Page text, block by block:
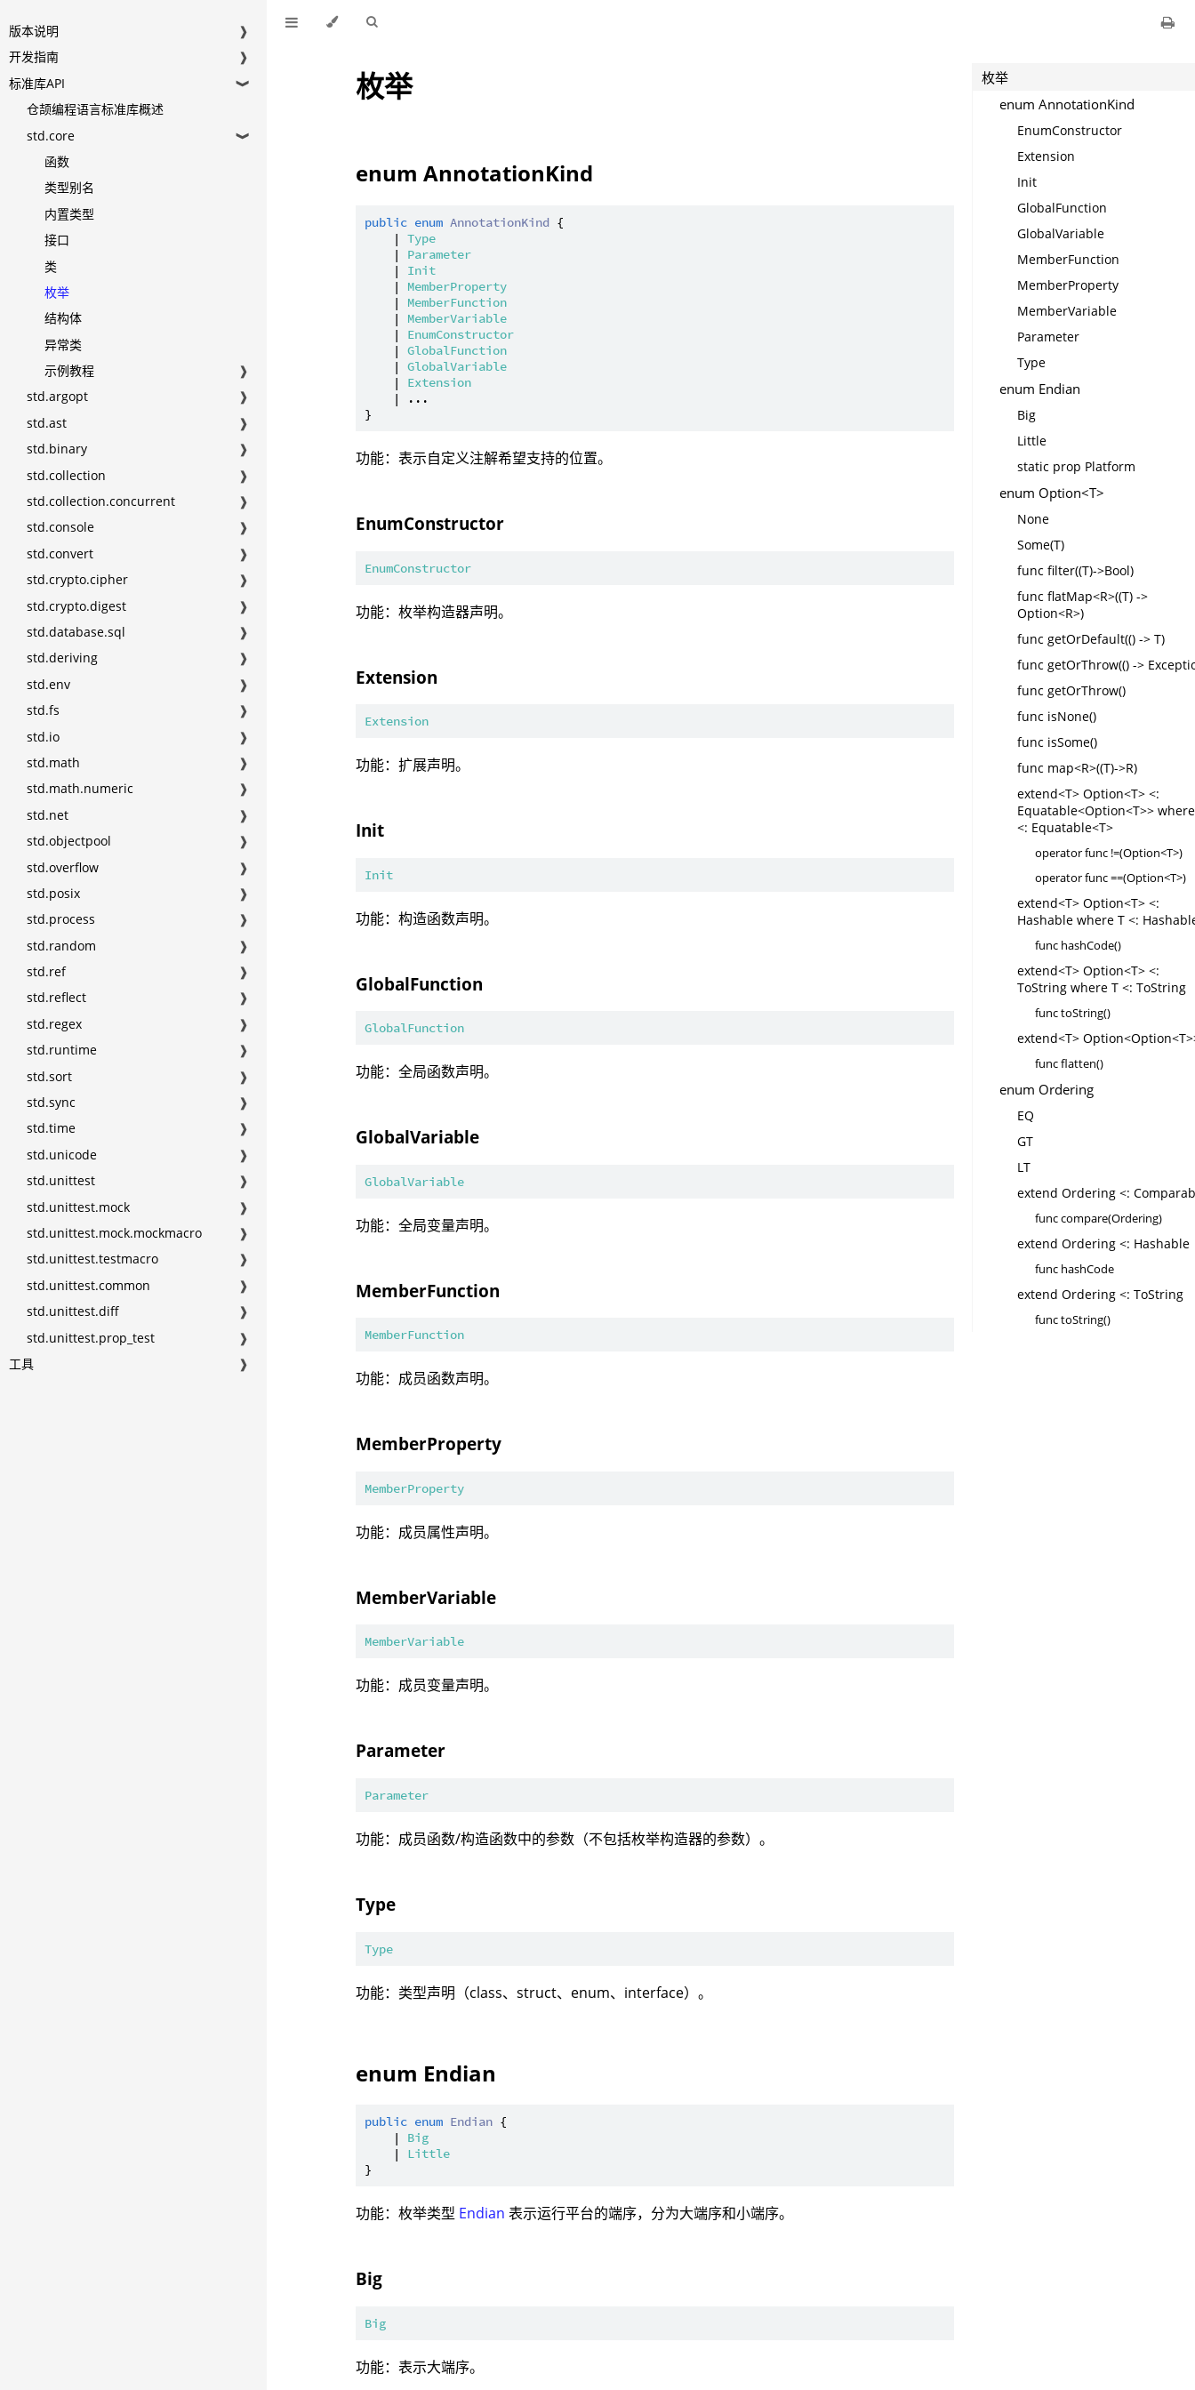
版本说明
❱
开发指南
❱
标准库API
❱
仓颉编程语言标准库概述
std.core
❱
函数
类型别名
内置类型
接口
类
枚举
结构体
异常类
示例教程
❱
std.argopt
❱
std.ast
❱
std.binary
❱
std.collection
❱
std.collection.concurrent
❱
std.console
❱
std.convert
❱
std.crypto.cipher
❱
std.crypto.digest
❱
std.database.sql
❱
std.deriving
❱
std.env
❱
std.fs
❱
std.io
❱
std.math
❱
std.math.numeric
❱
std.net
❱
std.objectpool
❱
std.overflow
❱
std.posix
❱
std.process
❱
std.random
❱
std.ref
❱
std.reflect
❱
std.regex
❱
std.runtime
❱
std.sort
❱
std.sync
❱
std.time
❱
std.unicode
❱
std.unittest
❱
std.unittest.mock
❱
std.unittest.mock.mockmacro
❱
std.unittest.testmacro
❱
std.unittest.common
❱
std.unittest.diff
❱
std.unittest.prop_test
❱
工具
❱
枚举
enum AnnotationKind
public enum AnnotationKind {
    |
Type
    |
Parameter
    |
Init
    |
MemberProperty
    |
MemberFunction
    |
MemberVariable
    |
EnumConstructor
    |
GlobalFunction
    |
GlobalVariable
    |
Extension
    | ...
功能：表示自定义注解希望支持的位置。
EnumConstructor
EnumConstructor
功能：枚举构造器声明。
Extension
Extension
功能：扩展声明。
Init
Init
功能：构造函数声明。
GlobalFunction
GlobalFunction
功能：全局函数声明。
GlobalVariable
GlobalVariable
功能：全局变量声明。
MemberFunction
MemberFunction
功能：成员函数声明。
MemberProperty
MemberProperty
功能：成员属性声明。
MemberVariable
MemberVariable
功能：成员变量声明。
Parameter
Parameter
功能：成员函数/构造函数中的参数（不包括枚举构造器的参数）。
Type
Type
功能：类型声明（class、struct、enum、interface）。
enum Endian
public enum Endian {
    |
Big
    |
Little
功能：枚举类型 Endian 表示运行平台的端序，分为大端序和小端序。
Big
Big
功能：表示大端序。
枚举
enum AnnotationKind
EnumConstructor
Extension
Init
GlobalFunction
GlobalVariable
MemberFunction
MemberProperty
MemberVariable
Parameter
Type
enum Endian
Big
Little
static prop Platform
enum Option<T>
None
Some(T)
func filter((T)->Bool)
func flatMap<R>((T) ->
Option<R>)
func getOrDefault(() -> T)
func getOrThrow(() ->
func getOrThrow()
func isNone()
func isSome()
func map<R>((T)->R)
extend<T> Option<T> <:
Equatable<Option<T>>
<: Equatable<T>
operator func !=(Option<T>)
operator func ==(Option<T>)
extend<T> Option<T> <:
Hashable where T <:
func hashCode()
extend<T> Option<T> <:
ToString where T <: ToString
func toString()
extend<T>
func flatten()
enum Ordering
EQ
GT
LT
extend Ordering <:
func compare(Ordering)
extend Ordering <: Hashable
func hashCode
extend Ordering <: ToString
func toString()